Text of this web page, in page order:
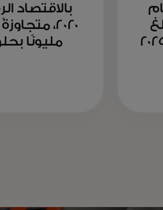
بالاقتصاد
مليونًا